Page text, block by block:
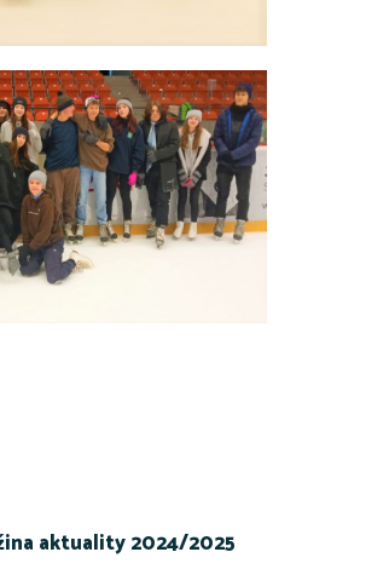
aktuality 2024/2025